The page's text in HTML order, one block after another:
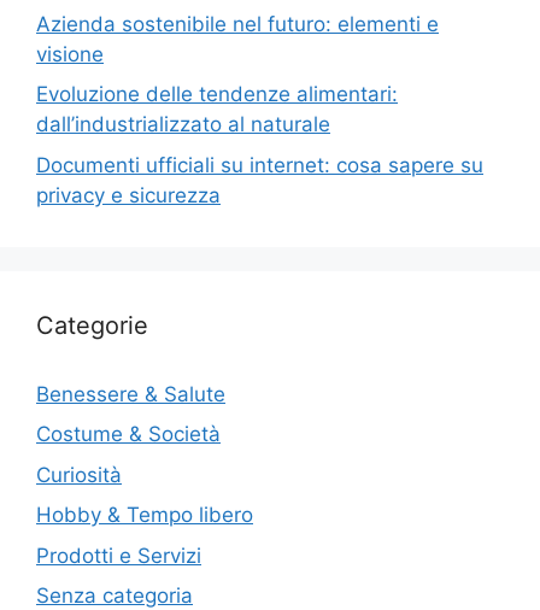
Azienda sostenibile nel futuro: elementi e
visione
Evoluzione delle tendenze alimentari:
dall’industrializzato al naturale
Documenti ufficiali su internet: cosa sapere su
privacy e sicurezza
Categorie
Benessere & Salute
Costume & Società
Curiosità
Hobby & Tempo libero
Prodotti e Servizi
Senza categoria